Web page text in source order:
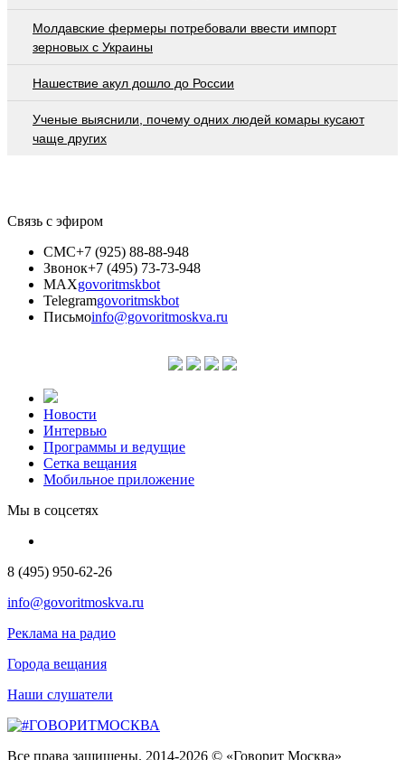
Молдавские фермеры потребовали ввести импорт
зерновых с Украины
Нашествие акул дошло до России
Ученые выяснили, почему одних людей комары кусают
чаще других
Связь с эфиром
СМС+7 (925) 88-88-948
Звонок+7 (495) 73-73-948
MAXgovoritmskbot
Telegramgovoritmskbot
Письмоinfo@govoritmoskva.ru
Новости
Интервью
Программы и ведущие
Сетка вещания
Мобильное приложение
Мы в соцсетях
8 (495) 950-62-26
info@govoritmoskva.ru
Реклама на радио
Города вещания
Наши слушатели
Все права защищены. 2014-2026 © «Говорит Москва»